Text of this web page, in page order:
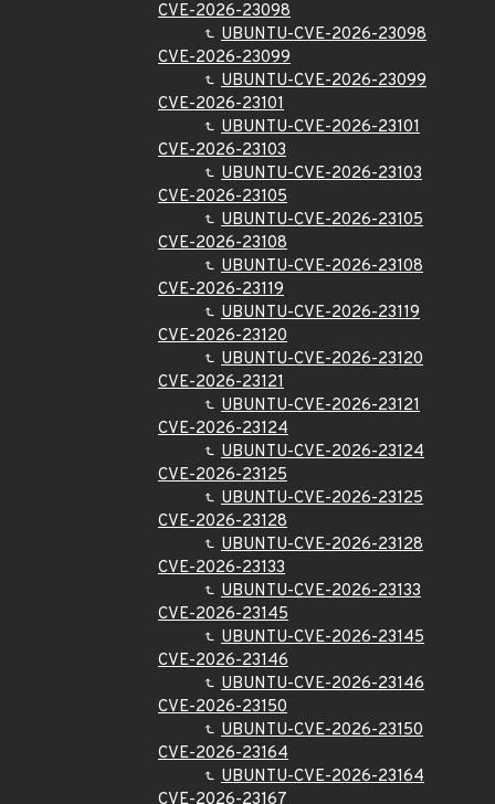
CVE-2026-23098
UBUNTU-CVE-2026-23098
CVE-2026-23099
UBUNTU-CVE-2026-23099
CVE-2026-23101
UBUNTU-CVE-2026-23101
CVE-2026-23103
UBUNTU-CVE-2026-23103
CVE-2026-23105
UBUNTU-CVE-2026-23105
CVE-2026-23108
UBUNTU-CVE-2026-23108
CVE-2026-23119
UBUNTU-CVE-2026-23119
CVE-2026-23120
UBUNTU-CVE-2026-23120
CVE-2026-23121
UBUNTU-CVE-2026-23121
CVE-2026-23124
UBUNTU-CVE-2026-23124
CVE-2026-23125
UBUNTU-CVE-2026-23125
CVE-2026-23128
UBUNTU-CVE-2026-23128
CVE-2026-23133
UBUNTU-CVE-2026-23133
CVE-2026-23145
UBUNTU-CVE-2026-23145
CVE-2026-23146
UBUNTU-CVE-2026-23146
CVE-2026-23150
UBUNTU-CVE-2026-23150
CVE-2026-23164
UBUNTU-CVE-2026-23164